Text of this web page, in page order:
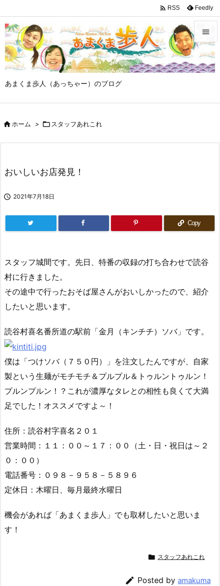
あまくま歩人（あっちゃー）のブログ


メニュ

 RSS Feedly
ホーム >  スタッフあれこれ
おいしいお店発見！
 2021年7月18日
Copy
スタッフ城間です。先日、特番の収録の打ち合わせで読谷
村に行きました。
その途中で行ったおそば屋さんがおいしかったので、紹介
したいと思います。
読谷村喜名番所道の駅前「金月（キンチチ）ソバ」です。
僕は「つけソバ（７５０円）」を注文したんですが、自家
製という生麺がモチモチ＆プルプル＆トゥルントゥルン！
プルンプルン！？これが濃厚なタレとの相性も良くて大満
足でした！オススメですよ～！
住所：読谷村字喜名２０１
営業時間：１１：００～１７：００（土・日・祝日は～２
０：００）
電話番号：０９８－９５８－５８９６
定休日：木曜日、毎月最終水曜日
機会があれば「あまくま歩人」でも取材したいと思いま
す！
 スタッフあれこれ
 Posted by amakuma